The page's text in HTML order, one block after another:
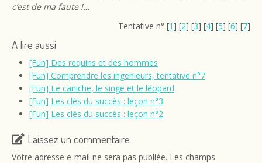
c’est de ma faute !…
Tentative n° [1] [2] [3] [4] [5] [6] [7]
A lire aussi
[Fun] Des requins et des hommes
[Fun] Comprendre les ingenieurs, tentative n°7
[Fun] Le caniche, le singe et le léopard
[Fun] Les clés du succès : leçon n°3
[Fun] Les clés du succès : leçon n°2
Laissez un commentaire
Votre adresse e-mail ne sera pas publiée. Les champs